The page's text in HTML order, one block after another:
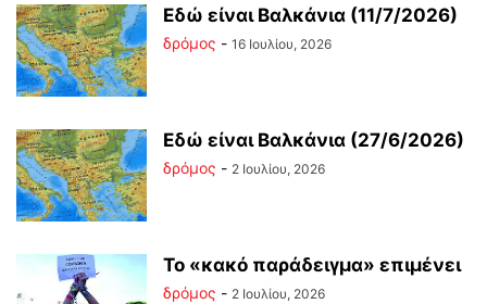
Εδώ είναι Βαλκάνια (11/7/2026)
δρόμος - 16 Ιουλίου, 2026
Εδώ είναι Βαλκάνια (27/6/2026)
δρόμος - 2 Ιουλίου, 2026
Το «κακό παράδειγμα» επιμένει
δρόμος - 2 Ιουλίου, 2026